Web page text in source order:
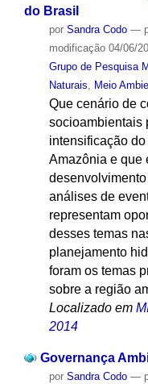
do Brasil
por Sandra Codo —
modificação04/06/
Grupo de Pesquisa
Naturais
Meio
Que cenário de
socioambientais
intensificação
Amazônia e que
análises de
representam
desses temas
planejamento
foram os temas
sobre a região
Localizado em
2014
Governança
por Sandra Codo —